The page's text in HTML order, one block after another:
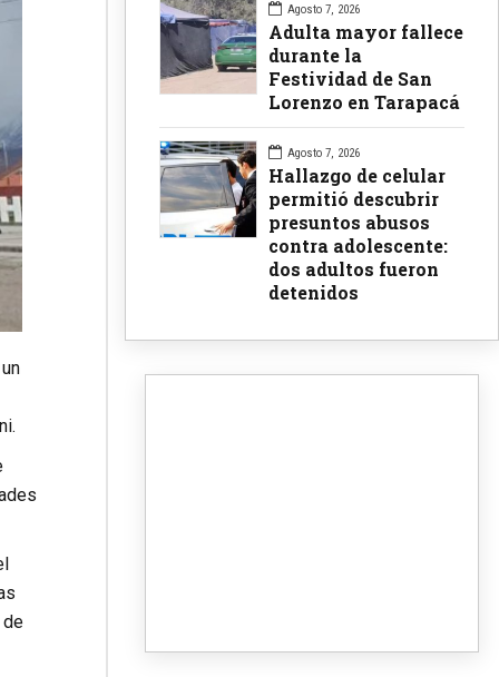
de
Agosto 7, 2026
Adulta mayor fallece
durante la
Festividad de San
Lorenzo en Tarapacá
Agosto 7, 2026
Hallazgo de celular
permitió descubrir
presuntos abusos
contra adolescente:
dos adultos fueron
detenidos